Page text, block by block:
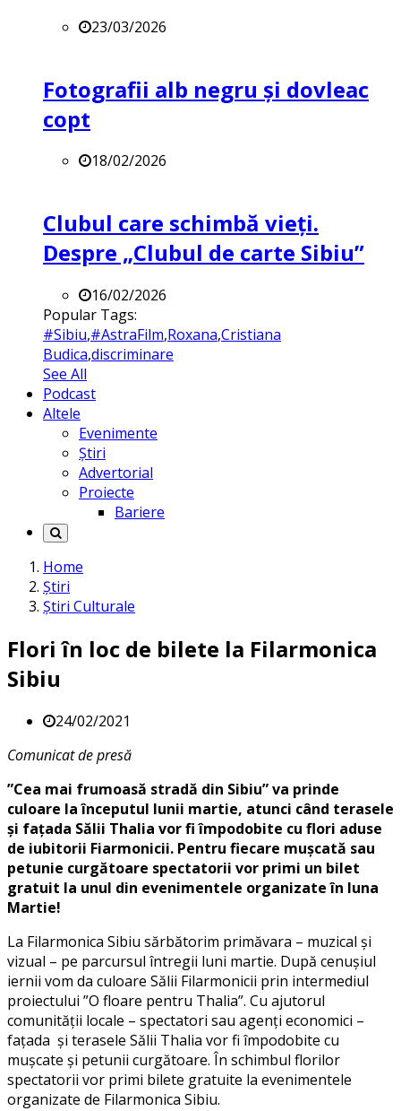
23/03/2026
Fotografii alb negru și dovleac
copt
18/02/2026
Clubul care schimbă vieți.
Despre „Clubul de carte Sibiu”
16/02/2026
Popular Tags:
#Sibiu,#AstraFilm,Roxana,Cristiana
Budica,discriminare
See All
Podcast
Altele
Evenimente
Știri
Advertorial
Proiecte
Bariere
Home
Știri
Știri Culturale
Flori în loc de bilete la Filarmonica
Sibiu
24/02/2021
Comunicat de presă
”Cea mai frumoasă stradă din Sibiu” va prinde
culoare la începutul lunii martie, atunci când terasele
și fațada Sălii Thalia vor fi împodobite cu flori aduse
de iubitorii Fiarmonicii. Pentru fiecare mușcată sau
petunie curgătoare spectatorii vor primi un bilet
gratuit la unul din evenimentele organizate în luna
Martie!
La Filarmonica Sibiu sărbătorim primăvara – muzical și
vizual – pe parcursul întregii luni martie. După cenușiul
iernii vom da culoare Sălii Filarmonicii prin intermediul
proiectului ”O floare pentru Thalia”. Cu ajutorul
comunității locale – spectatori sau agenți economici –
fațada și terasele Sălii Thalia vor fi împodobite cu
mușcate și petunii curgătoare. În schimbul florilor
spectatorii vor primi bilete gratuite la evenimentele
organizate de Filarmonica Sibiu.